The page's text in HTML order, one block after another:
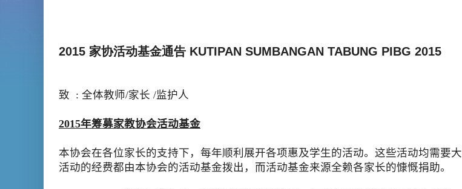
2015 家协活动基金通告 KUTIPAN SUMBANGAN TABUNG PIBG 2015
致 : 全体教师/家长 /监护人
2015年筹募家教协会活动基金
本协会在各位家长的支持下，每年顺利展开各项惠及学生的活动。 这些活动均需要大
活动的经费都由本协会的活动基金拨出，而活动基金来源全赖各家长的慷慨捐助。